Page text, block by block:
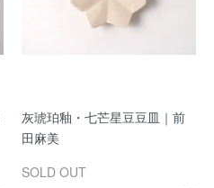
灰琥珀釉・七芒星豆豆皿｜前
田麻美
SOLD OUT